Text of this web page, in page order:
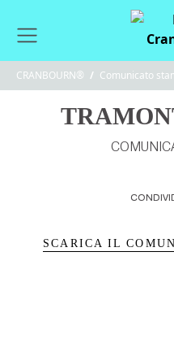
CRANBOURN® / Comunicato
SCARICA IL